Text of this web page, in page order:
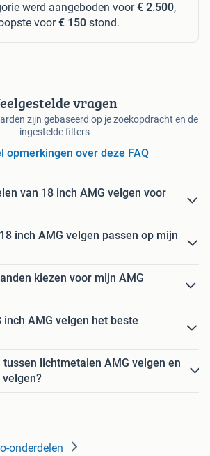
werd aangeboden voor€ 2.500,
voor€ 150 stond.
vragen
zijn gebaseerd op je zoekopdracht en de
ingestelde filters
opmerkingen over deze FAQ
van 18 inch AMG velgen voor
inch AMG velgen passen op mijn
kiezen voor mijn AMG
inch AMG velgen het beste
lichtmetalen AMG velgen en
onderdelen